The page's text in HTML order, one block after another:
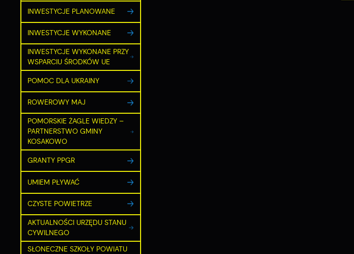
INWESTYCJE PLANOWANE
INWESTYCJE WYKONANE
INWESTYCJE WYKONANE PRZY
WSPARCIU ŚRODKÓW UE
POMOC DLA UKRAINY
ROWEROWY MAJ
POMORSKIE ŻAGLE WIEDZY –
PARTNERSTWO GMINY
KOSAKOWO
GRANTY PPGR
UMIEM PŁYWAĆ
CZYSTE POWIETRZE
AKTUALNOŚCI URZĘDU STANU
CYWILNEGO
SŁONECZNE SZKOŁY POWIATU